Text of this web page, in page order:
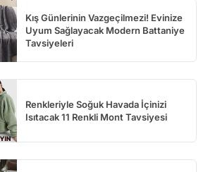
Kış Günlerinin Vazgeçilmezi! Evinize
Uyum Sağlayacak Modern Battaniye
Tavsiyeleri
Renkleriyle Soğuk Havada İçinizi
Isıtacak 11 Renkli Mont Tavsiyesi